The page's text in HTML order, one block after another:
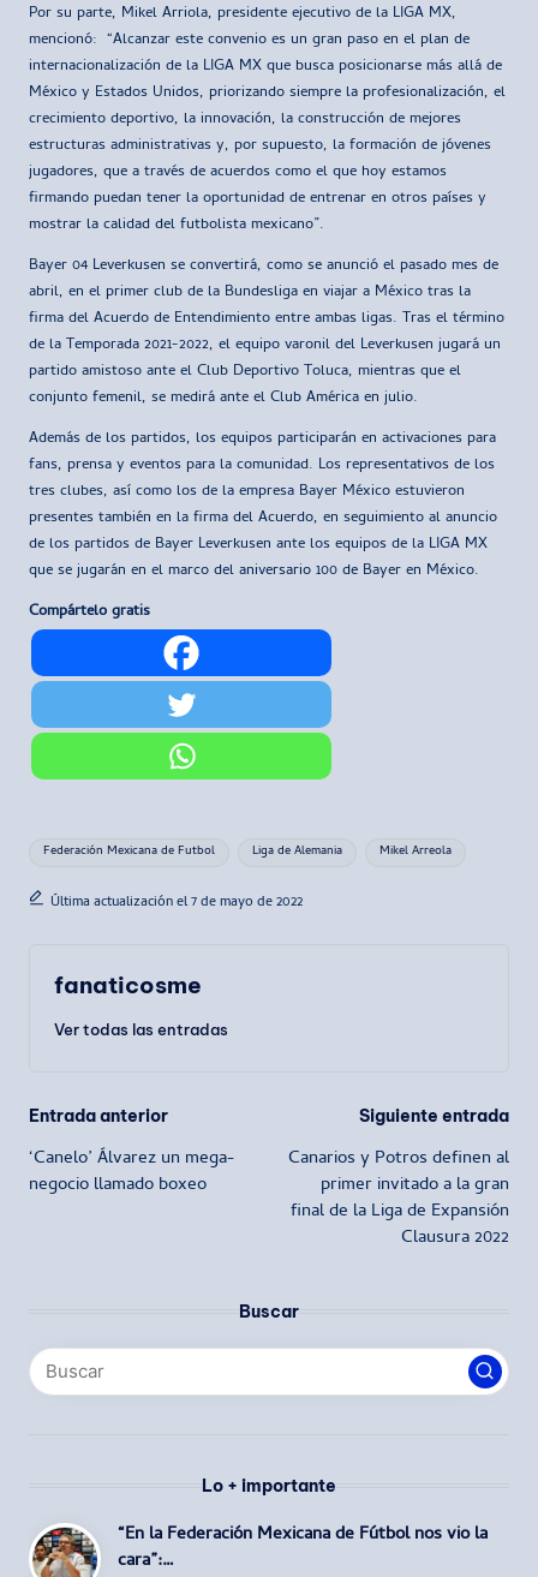
Por su parte, Mikel Arriola, presidente ejecutivo de la LIGA MX,
mencionó: “Alcanzar este convenio es un gran paso en el plan de
internacionalización de la LIGA MX que busca posicionarse más allá de
México y Estados Unidos, priorizando siempre la profesionalización, el
crecimiento deportivo, la innovación, la construcción de mejores
estructuras administrativas y, por supuesto, la formación de jóvenes
jugadores, que a través de acuerdos como el que hoy estamos
firmando puedan tener la oportunidad de entrenar en otros países y
mostrar la calidad del futbolista mexicano”.
Bayer 04 Leverkusen se convertirá, como se anunció el pasado mes de
abril, en el primer club de la Bundesliga en viajar a México tras la
firma del Acuerdo de Entendimiento entre ambas ligas. Tras el término
de la Temporada 2021-2022, el equipo varonil del Leverkusen jugará un
partido amistoso ante el Club Deportivo Toluca, mientras que el
conjunto femenil, se medirá ante el Club América en julio.
Además de los partidos, los equipos participarán en activaciones para
fans, prensa y eventos para la comunidad. Los representativos de los
tres clubes, así como los de la empresa Bayer México estuvieron
presentes también en la firma del Acuerdo, en seguimiento al anuncio
de los partidos de Bayer Leverkusen ante los equipos de la LIGA MX
que se jugarán en el marco del aniversario 100 de Bayer en México.
Compártelo gratis
Etiquetas:
Federación Mexicana de Futbol Liga de Alemania Mikel Arreola
Última actualización el 7 de mayo de 2022
fanaticosme
Ver todas las entradas
Navegación
de
Entrada anterior
‘Canelo’ Álvarez un mega-
negocio llamado boxeo
Siguiente entrada
Canarios y Potros definen al
primer invitado a la gran
final de la Liga de Expansión
Clausura 2022
Buscar
Lo + importante
“En la Federación Mexicana de Fútbol nos vio la
cara”:…